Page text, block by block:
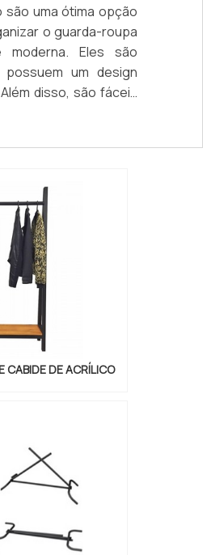
são uma ótima opção
o guarda-roupa
Eles são
um design
disso, são fáceis
o que os torna
internos e
de acrílico são
e outros itens.
por um cabide de
não deixe de
no mercado.
CABIDE DE ACRÍLICO